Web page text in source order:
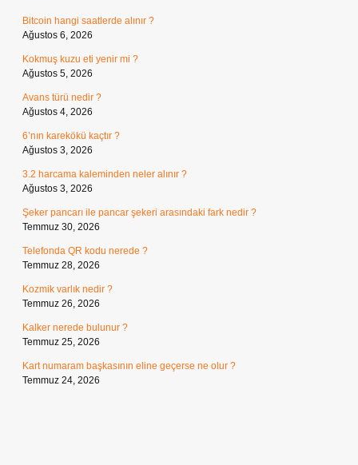
Bitcoin hangi saatlerde alınır ?
Ağustos 6, 2026
Kokmuş kuzu eti yenir mi ?
Ağustos 5, 2026
Avans türü nedir ?
Ağustos 4, 2026
6’nın karekökü kaçtır ?
Ağustos 3, 2026
3.2 harcama kaleminden neler alınır ?
Ağustos 3, 2026
Şeker pancarı ile pancar şekeri arasındaki fark nedir ?
Temmuz 30, 2026
Telefonda QR kodu nerede ?
Temmuz 28, 2026
Kozmik varlık nedir ?
Temmuz 26, 2026
Kalker nerede bulunur ?
Temmuz 25, 2026
Kart numaram başkasının eline geçerse ne olur ?
Temmuz 24, 2026